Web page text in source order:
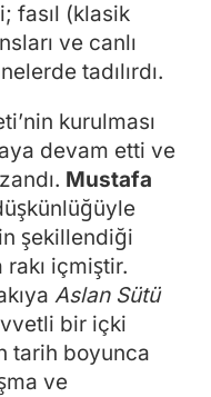
fasıl (klasik
ve canlı
tadılırdı.
kurulması
devam etti ve
Mustafa
şekillendiği
içmiştir.
Aslan Sütü
bir içki
tarih boyunca
ve